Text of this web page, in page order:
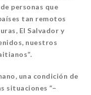
personas que
tan remotos
El Salvador y
nuestros
una condición de
situaciones “–